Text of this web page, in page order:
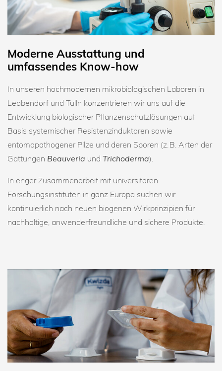
Moderne Ausstattung und
umfassendes Know-how
In unseren hochmodernen mikrobiologischen Laboren in
Leobendorf und Tulln konzentrieren wir uns auf die
Entwicklung biologischer Pflanzenschutzlösungen auf
Basis systemischer Resistenzinduktoren sowie
entomopathogener Pilze und deren Sporen (z. B. Arten der
Gattungen Beauveria und Trichoderma).
In enger Zusammenarbeit mit universitären
Forschungsinstituten in ganz Europa suchen wir
kontinuierlich nach neuen biogenen Wirkprinzipien für
nachhaltige, anwenderfreundliche und sichere Produkte.